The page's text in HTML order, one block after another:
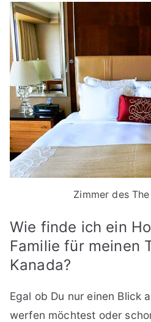
Zimmer des
Wie finde ich ein
Familie für meinen
Kanada?
Egal ob Du nur einen Blick
werfen möchtest oder